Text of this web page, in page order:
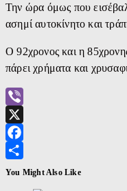
Την ώρα όμως που
ασημί αυτοκίνητο και
Ο 92χρονος και η
πάρει χρήματα και
Viber
X
Facebook
Μοιραστείτε
You Might Also Like